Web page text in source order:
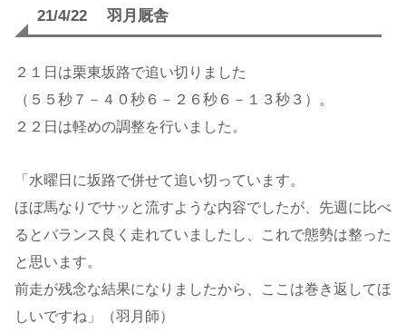
21/4/22 羽月厩舎
２１日は栗東坂路で追い切りました
（５５秒７－４０秒６－２６秒６－１３秒３）。
２２日は軽めの調整を行いました。
「水曜日に坂路で併せて追い切っています。
ほぼ馬なりでサッと流すような内容でしたが、先週に比べ
るとバランス良く走れていましたし、これで態勢は整った
と思います。
前走が残念な結果になりましたから、ここは巻き返してほ
しいですね」（羽月師）